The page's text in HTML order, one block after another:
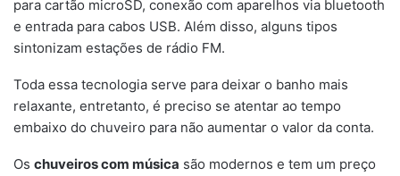
para cartão microSD, conexão com aparelhos via bluetooth
e entrada para cabos USB. Além disso, alguns tipos
sintonizam estações de rádio FM.
Toda essa tecnologia serve para deixar o banho mais
relaxante, entretanto, é preciso se atentar ao tempo
embaixo do chuveiro para não aumentar o valor da conta.
Os chuveiros com música são modernos e tem um preço